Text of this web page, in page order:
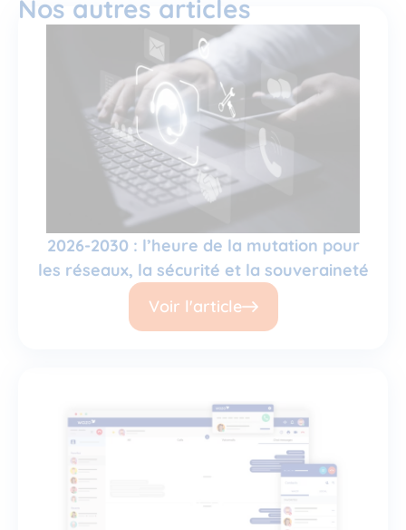
Nos autres articles
2026-2030 : l’heure de la mutation pour
les réseaux, la sécurité et la souveraineté
Voir l'article